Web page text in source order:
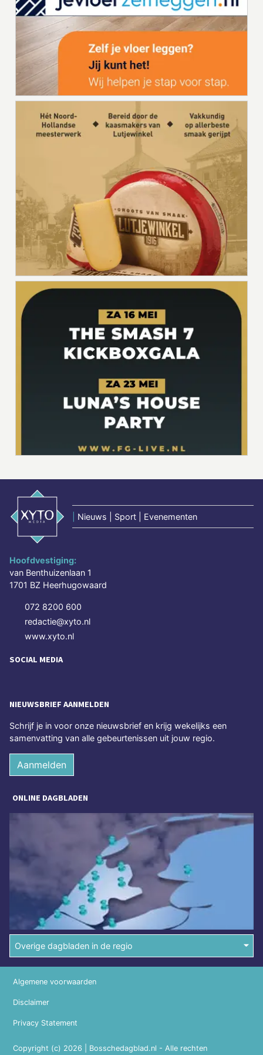
Nieuws | Sport | Evenementen
Hoofdvestiging:
van Benthuizenlaan 1
1701 BZ Heerhugowaard
072 8200 600
redactie@xyto.nl
www.xyto.nl
SOCIAL MEDIA
NIEUWSBRIEF AANMELDEN
Schrijf je in voor onze nieuwsbrief en krijg wekelijks een
samenvatting van alle gebeurtenissen uit jouw regio.
Aanmelden
ONLINE DAGBLADEN
Overige dagbladen in de regio
Copyright (c) 2026 | Bosschedagblad.nl - Alle rechten
Algemene voorwaarden
Disclaimer
Privacy Statement